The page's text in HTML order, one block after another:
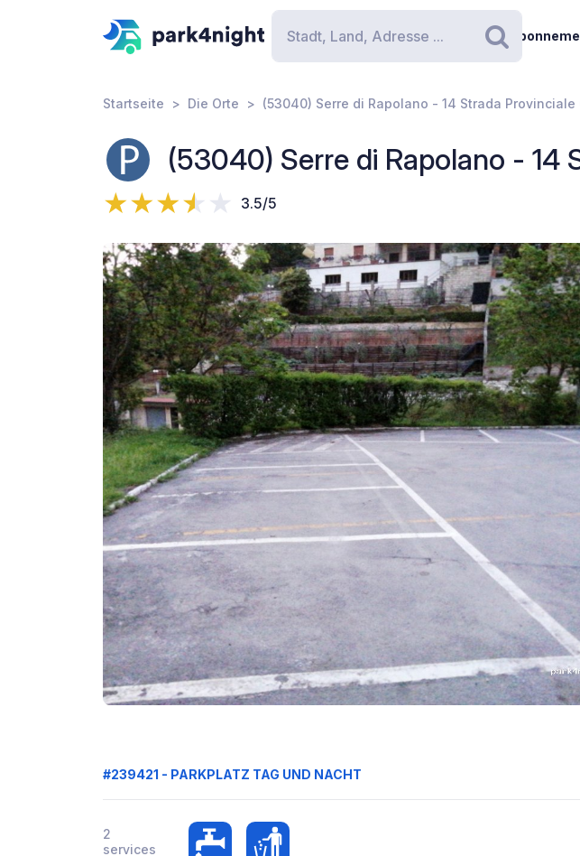
Suchen
Startseite Die Orte (53040) Serre di Rapolano - 14 Strada Provinciale
(53040) Serre di Rapolano - 14
3.5/5
#239421 - PARKPLATZ TAG UND NACHT
2
services